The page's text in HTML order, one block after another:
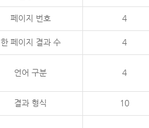
페이지 번호 4
한 페이지 결과 수 4
언어 구분 4
결과 형식 10